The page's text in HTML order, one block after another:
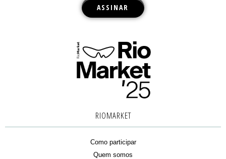
RIOMARKET
Como participar
Quem somos